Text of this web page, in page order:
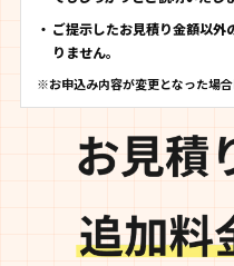
ご提示したお見積り金額以外
りません。
※お申込み内容が変更となった場合